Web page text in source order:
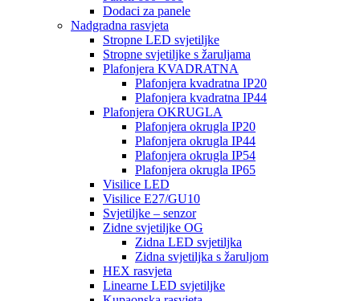
Dodaci za panele
Nadgradna rasvjeta
Stropne LED svjetiljke
Stropne svjetiljke s žaruljama
Plafonjera KVADRATNA
Plafonjera kvadratna IP20
Plafonjera kvadratna IP44
Plafonjera OKRUGLA
Plafonjera okrugla IP20
Plafonjera okrugla IP44
Plafonjera okrugla IP54
Plafonjera okrugla IP65
Visilice LED
Visilice E27/GU10
Svjetiljke – senzor
Zidne svjetiljke OG
Zidna LED svjetiljka
Zidna svjetiljka s žaruljom
HEX rasvjeta
Linearne LED svjetiljke